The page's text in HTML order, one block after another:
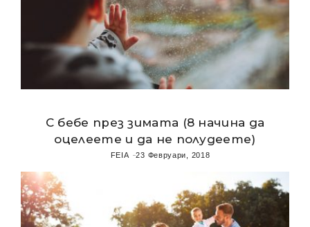
С бебе през зимата (8 начина да
оцелеете и да не полудеете)
FEIA 23 Февруари, 2018